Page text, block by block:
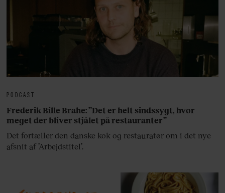
PODCAST
Frederik Bille Brahe: ”Det er helt sindssygt, hvor
meget der bliver stjålet på restauranter”
Det fortæller den danske kok og restauratør om i det nye
afsnit af ’Arbejdstitel’.